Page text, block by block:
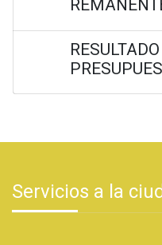
RESULTADO
Servicios a la